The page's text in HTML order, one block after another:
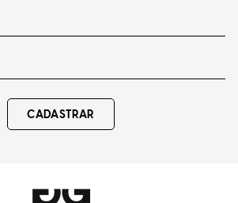
CADASTRAR